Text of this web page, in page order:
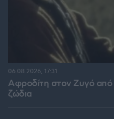
Αφροδίτη στον Ζυγό
ζώδια
06.08.2026, 17:31